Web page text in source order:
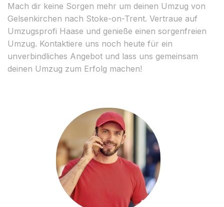
Mach dir keine Sorgen mehr um deinen Umzug von
Gelsenkirchen nach Stoke-on-Trent. Vertraue auf
Umzugsprofi Haase und genieße einen sorgenfreien
Umzug. Kontaktiere uns noch heute für ein
unverbindliches Angebot und lass uns gemeinsam
deinen Umzug zum Erfolg machen!